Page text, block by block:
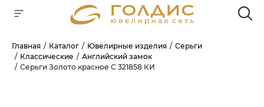
Главная Каталог Ювелирные изделия
Серьги
Классические
Английский замок
Серьги Золото красное С 321858 КИ
Для клиентов всех банков